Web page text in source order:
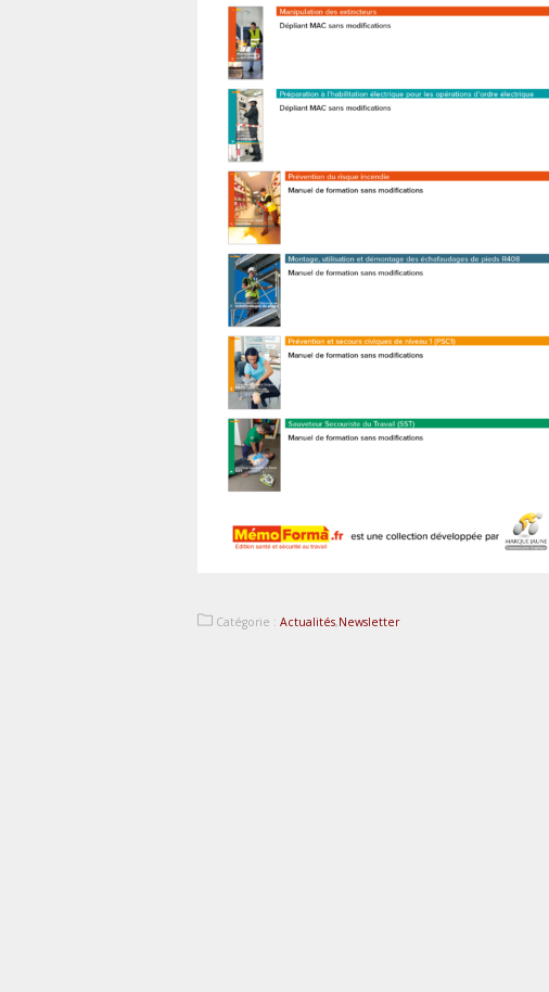
Catégorie : Actualités,Newsletter